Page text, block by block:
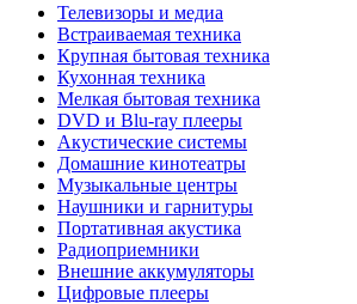
Телевизоры и медиа
Встраиваемая техника
Крупная бытовая техника
Кухонная техника
Мелкая бытовая техника
DVD и Blu-ray плееры
Акустические системы
Домашние кинотеатры
Музыкальные центры
Наушники и гарнитуры
Портативная акустика
Радиоприемники
Внешние аккумуляторы
Цифровые плееры